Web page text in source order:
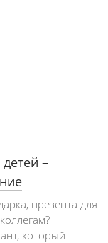
–
презента для
который